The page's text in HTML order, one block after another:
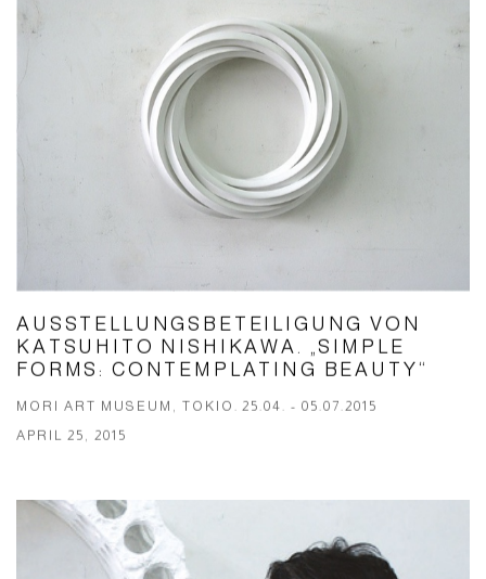
AUSSTELLUNGSBETEILIGUNG VON
KATSUHITO NISHIKAWA. „SIMPLE
FORMS: CONTEMPLATING BEAUTY“
MORI ART MUSEUM, TOKIO. 25.04. - 05.07.2015
APRIL 25, 2015